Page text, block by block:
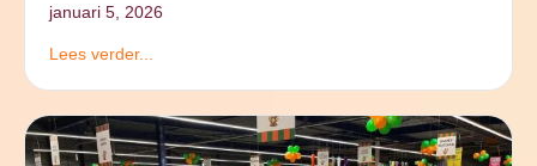
januari 5, 2026
Lees verder...